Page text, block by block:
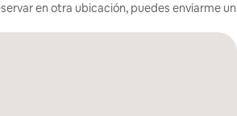
en otra ubicación, puedes enviarme un